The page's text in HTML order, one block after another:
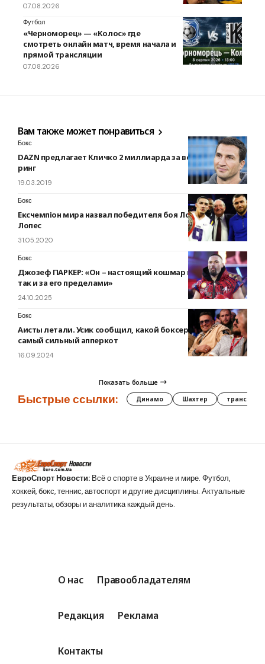
07.08.2026
Футбол
«Черноморец» — «Колос» где
смотреть онлайн матч, время начала и
прямой трансляции
07.08.2026
Вам также может понравиться
Бокс
DAZN предлагает Кличко 2 миллиарда за возвращение в
ринг
19.03.2019
Бокс
Ексчемпіон мира назвал победителя боя Ломаченко —
Лопес
31.05.2020
Бокс
Джозеф ПАРКЕР: «Он – настоящий кошмар как на ринге,
так и за его пределами»
24.10.2025
Бокс
Аисты летали. Усик сообщил, какой боксер нанес ему
самый сильный апперкот
16.09.2024
Показать больше
Быстрые ссылки: Динамо Шахтер трансферы
ЕвроСпорт Новости: Всё о спорте в Украине и мире. Футбол,
хоккей, бокс, теннис, автоспорт и другие дисциплины. Актуальные
результаты, обзоры и аналитика каждый день.
О нас Правообладателям
Редакция Реклама
Контакты